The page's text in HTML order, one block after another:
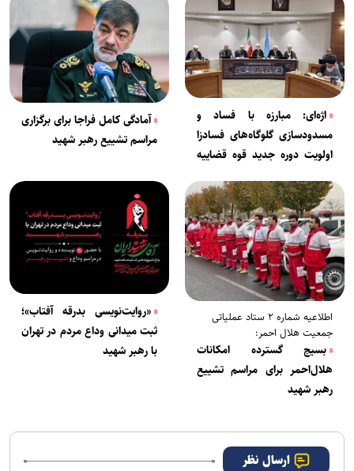
اژه‌ای: مبارزه با فساد و
مسدودسازی گلوگاه‌های فسادزا
اولویت دوره جدید قوه قضاییه
آمادگی کامل فراجا برای برگزاری
مراسم تشییع رهبر شهید
اطلاعیه شماره ۲ ستاد عملیاتی
جمعیت هلال احمر:
بسیج گسترده امکانات
هلال‌احمر برای مراسم تشییع
رهبر شهید
«روایت‌نویسی بدرقه آفتاب»؛
ثبت میدانی وداع مردم در تهران
با رهبر شهید
ارسال نظر